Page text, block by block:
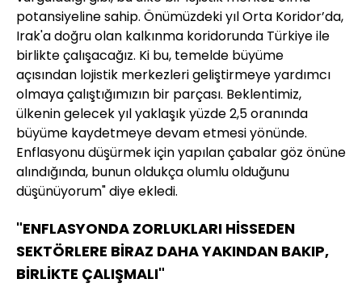
potansiyeline sahip. Önümüzdeki yıl Orta Koridor’da,
Irak'a doğru olan kalkınma koridorunda Türkiye ile
birlikte çalışacağız. Ki bu, temelde büyüme
açısından lojistik merkezleri geliştirmeye yardımcı
olmaya çalıştığımızın bir parçası. Beklentimiz,
ülkenin gelecek yıl yaklaşık yüzde 2,5 oranında
büyüme kaydetmeye devam etmesi yönünde.
Enflasyonu düşürmek için yapılan çabalar göz önüne
alındığında, bunun oldukça olumlu olduğunu
düşünüyorum" diye ekledi.
"ENFLASYONDA ZORLUKLARI HİSSEDEN
SEKTÖRLERE BİRAZ DAHA YAKINDAN BAKIP,
BİRLİKTE ÇALIŞMALI"